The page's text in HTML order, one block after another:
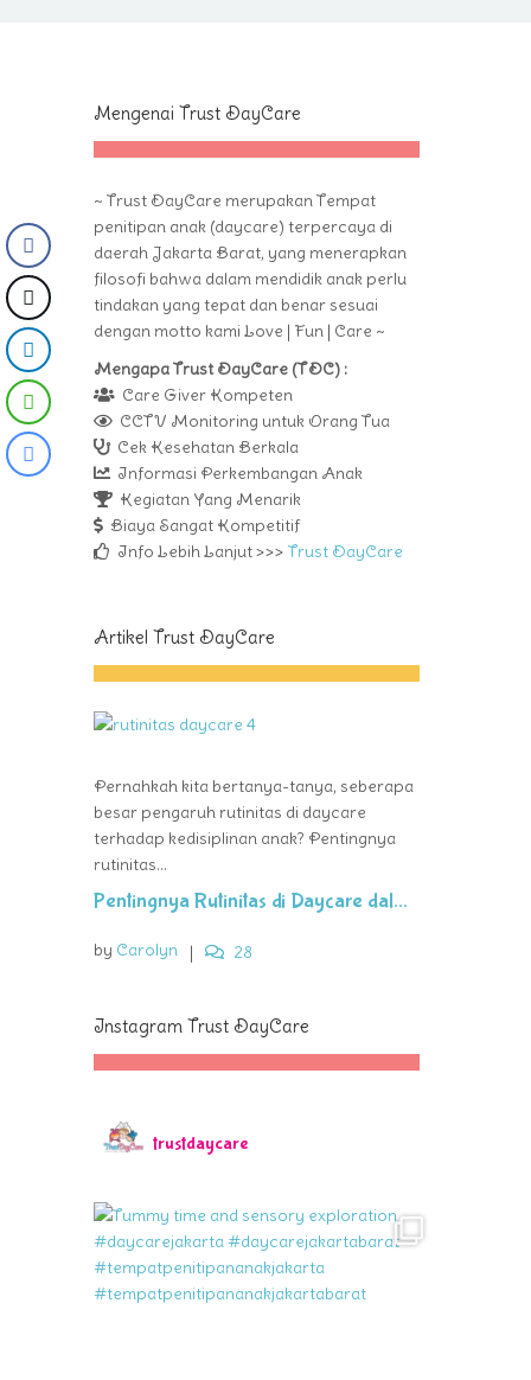
Mengenai Trust DayCare
~ Trust DayCare merupakan Tempat
penitipan anak (daycare) terpercaya di
daerah Jakarta Barat, yang menerapkan
filosofi bahwa dalam mendidik anak perlu
tindakan yang tepat dan benar sesuai
dengan motto kami Love | Fun | Care ~
Mengapa Trust DayCare (TDC) :
Care Giver Kompeten
CCTV Monitoring untuk Orang Tua
Cek Kesehatan Berkala
Informasi Perkembangan Anak
Kegiatan Yang Menarik
Biaya Sangat Kompetitif
Info Lebih Lanjut >>> Trust DayCare
Artikel Trust DayCare
Pernahkah kita bertanya-tanya, seberapa
besar pengaruh rutinitas di daycare
terhadap kedisiplinan anak? Pentingnya
rutinitas...
Pentingnya Rutinitas di Daycare dal...
by Carolyn | 28
Instagram Trust DayCare
trustdaycare